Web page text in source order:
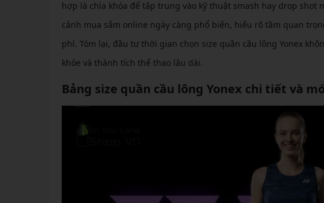
hợp là chìa khóa để tập trung vào kỹ thuật smash hay drop
cảnh mua sắm online ngày càng phổ biến, hiểu rõ tầm quan
phí. Tóm lại, đầu tư thời gian chọn size quần cầu lông Yonex
khỏe và thành tích thể thao lâu dài.
Bảng size quần cầu lông Yonex chi tiết và